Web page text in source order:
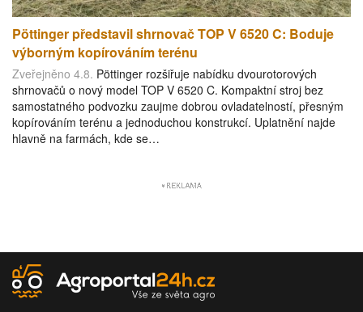
Pöttinger představil shrnovač TOP V 6520 C: Boduje
výborným kopírováním terénu
Zveřejněno 4.8. Pöttinger rozšiřuje nabídku dvourotorových
shrnovačů o nový model TOP V 6520 C. Kompaktní stroj bez
samostatného podvozku zaujme dobrou ovladatelností, přesným
kopírováním terénu a jednoduchou konstrukcí. Uplatnění najde
hlavně na farmách, kde se…